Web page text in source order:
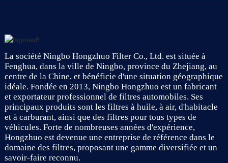
La société Ningbo Hongzhuo Filter Co., Ltd. est située à
Fenghua, dans la ville de Ningbo, province du Zhejiang, au
centre de la Chine, et bénéficie d'une situation géographique
idéale. Fondée en 2013, Ningbo Hongzhuo est un fabricant
et exportateur professionnel de filtres automobiles. Ses
principaux produits sont les filtres à huile, à air, d'habitacle
et à carburant, ainsi que des filtres pour tous types de
véhicules. Forte de nombreuses années d'expérience,
Hongzhuo est devenue une entreprise de référence dans le
domaine des filtres, proposant une gamme diversifiée et un
savoir-faire reconnu.